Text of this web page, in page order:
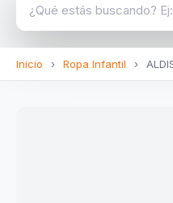
Inicio › Ropa Infantil ›